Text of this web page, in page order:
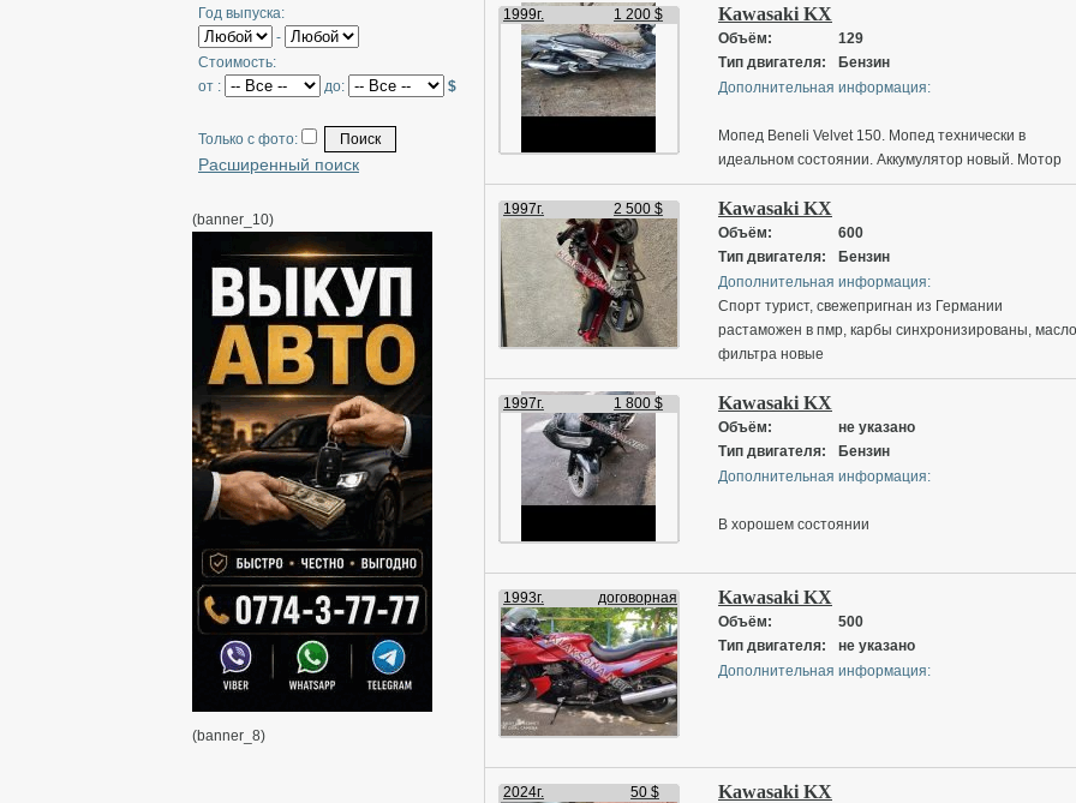
Год выпуска:
-
Стоимость:
от :
до: $
Только с фото:
Расширенный поиск
(banner_10)
(banner_8)
Особенности
Цилиндр с выпускным клапаном с электронным
управлением
Нейтральные номера*
1999г. 1 200 $ Kawasaki KX
Объём:
129
Тип двигателя:
Бензин
Дополнительная информация:
Мопед Beneli Velvet 150. Мопед технически в
идеальном состоянии. Аккумулятор новый. Мотор
YAMAHA. По всем вопросам звоните по номеру
телефона.
1997г. 2 500 $ Kawasaki KX
Объём:
600
Тип двигателя:
Бензин
Дополнительная информация:
Спорт турист, свежепригнан из Германии
растаможен в пмр, карбы синхронизированы, масло
фильтра новые
Kawasaki zzr600
1997г.
1 800 $ Kawasaki KX
Объём:
не указано
Тип двигателя:
Бензин
Дополнительная информация:
В хорошем состоянии
1993г. договорная Kawasaki KX
Объём:
500
Тип двигателя:
не указано
Дополнительная информация:
2024г. 50 $ Kawasaki KX